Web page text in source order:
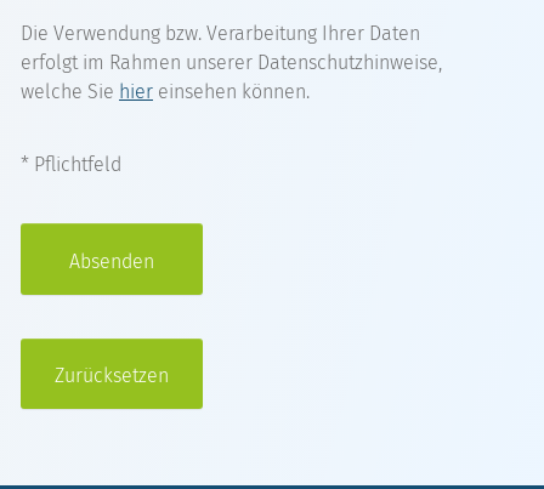
Die Verwendung bzw. Verarbeitung Ihrer Daten
erfolgt im Rahmen unserer Datenschutzhinweise,
welche Sie hier einsehen können.
* Pflichtfeld